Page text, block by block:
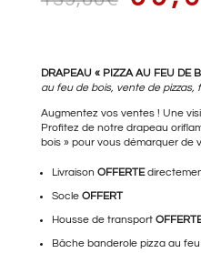
DRAPEAU « PIZZA AU FEU DE
au feu de bois, vente de
Augmentez vos ventes ! Une
Profitez de notre drapeau
bois » pour vous démarquer de
Livraison OFFERTE
Socle OFFERT
Housse de transport
Bâche banderole pizza au